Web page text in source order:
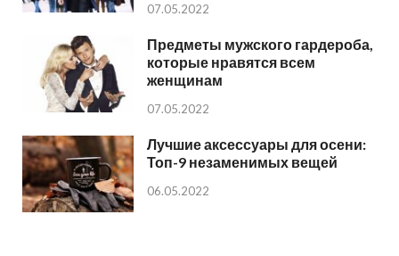
07.05.2022
Предметы мужского гардероба,
которые нравятся всем
женщинам
07.05.2022
Лучшие аксессуары для осени:
Топ-9 незаменимых вещей
06.05.2022